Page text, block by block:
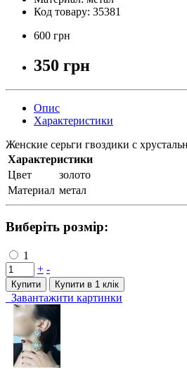
Код товару: 35381
600 грн
350 грн
Опис
Характеристики
Женские серьги гвоздики с
Характеристики
Цвет
золото
Материал метал
Виберіть розмір:
1
+ -
Купити Купити в 1 клiк
Завантажити картинки